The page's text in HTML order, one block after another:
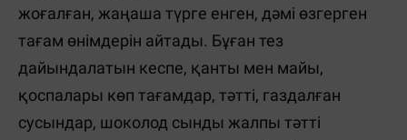
жоғалған, жаңаша түрге енген, дәмі өзгерген
тағам өнімдерін айтады. Бұған тез
дайындалатын кеспе, қанты мен майы,
қоспалары көп тағамдар, тәтті, газдалған
сусындар, шоколод сынды жалпы тәтті